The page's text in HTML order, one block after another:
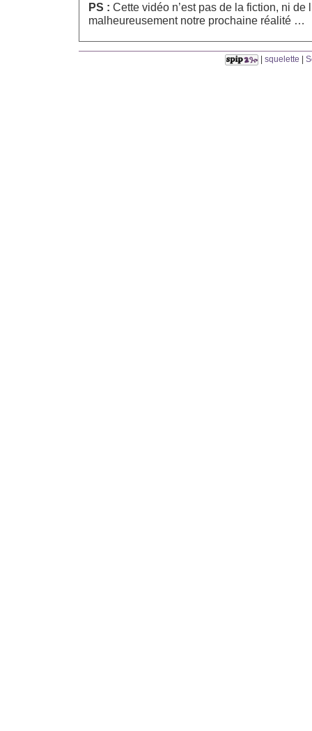
PS : Cette vidéo n’est pas de la fiction, ni de
malheureusement notre prochaine réalité …
squelette